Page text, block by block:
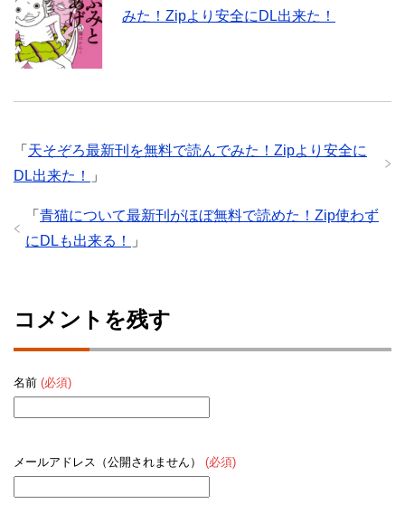
みた！Zipより安全にDL出来た！
「 天そぞろ最新刊を無料で読んでみた！Zipより安全に
DL出来た！
」
「 青猫について最新刊がほぼ無料で読めた！Zip使わず
にDLも出来る！
」
コメントを残す
名前 (必須)
メールアドレス（公開されません） (必須)